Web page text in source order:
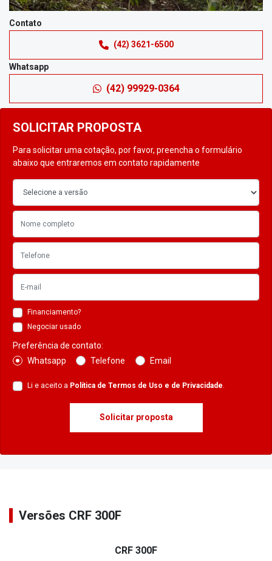
SOLICITAR PROPOSTA
Para solicitar uma cotação, por favor, preencha o formulário
abaixo que entraremos em contato rapidamente
Financiamento?
Negociar usado
Preferência de contato:
Whatsapp
Telefone Email
Li e aceito a Política de Termos de Uso e de Privacidade
Solicitar proposta
Contato
(42) 3621-6500
Whatsapp
(42) 99929-0364
Versões CRF 300F
CRF 300F